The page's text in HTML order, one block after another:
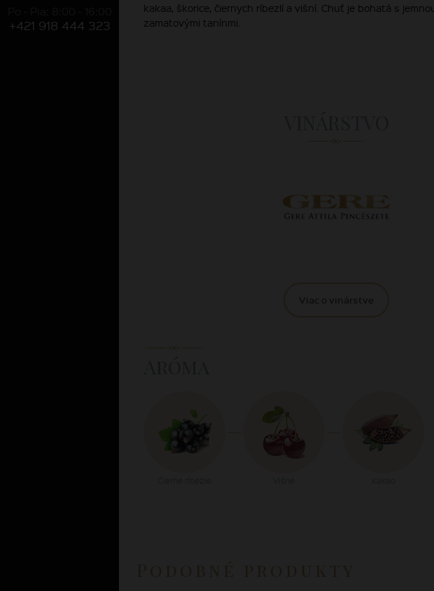
+421 918 444 323
kakaa, škorice, čiernych ríbezlí a višní. Chuť je bohatá s
zamatovými tanínmi.